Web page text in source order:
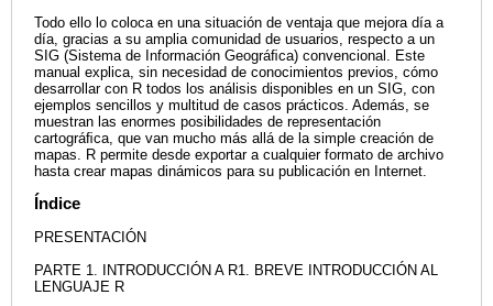
Todo ello lo coloca en una situación de ventaja que mejora día a
día, gracias a su amplia comunidad de usuarios, respecto a un
SIG (Sistema de Información Geográﬁca) convencional. Este
manual explica, sin necesidad de conocimientos previos, cómo
desarrollar con R todos los análisis disponibles en un SIG, con
ejemplos sencillos y multitud de casos prácticos. Además, se
muestran las enormes posibilidades de representación
cartográﬁca, que van mucho más allá de la simple creación de
mapas. R permite desde exportar a cualquier formato de archivo
hasta crear mapas dinámicos para su publicación en Internet.
Índice
PRESENTACIÓN
PARTE 1. INTRODUCCIÓN A R1. BREVE INTRODUCCIÓN AL
LENGUAJE R